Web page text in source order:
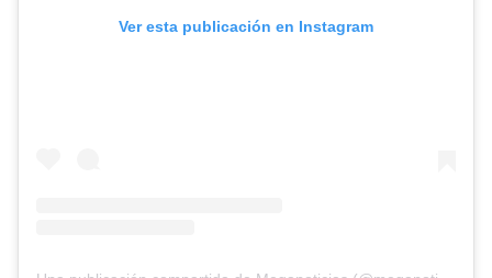
Ver esta publicación en Instagram